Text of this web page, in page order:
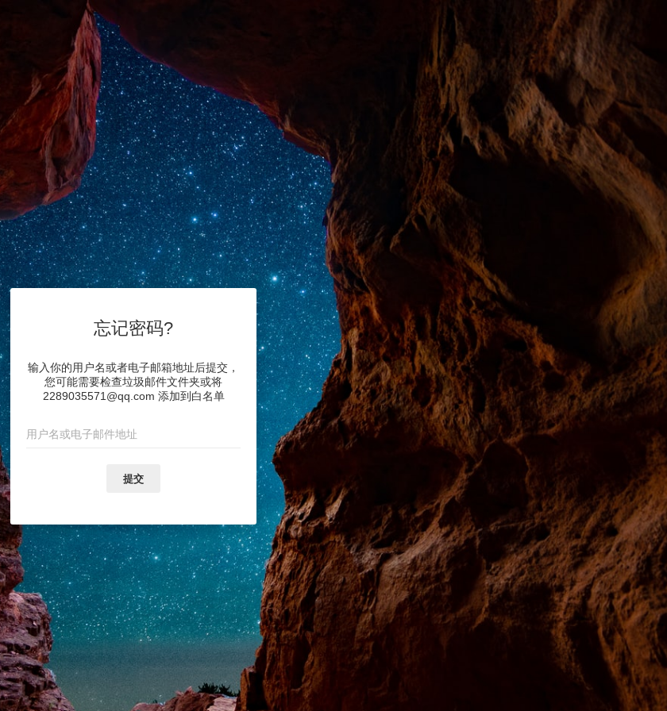
忘记密码?
输入你的用户名或者电子邮箱地址后提交，
您可能需要检查垃圾邮件文件夹或将
2289035571@qq.com 添加到白名单
提交